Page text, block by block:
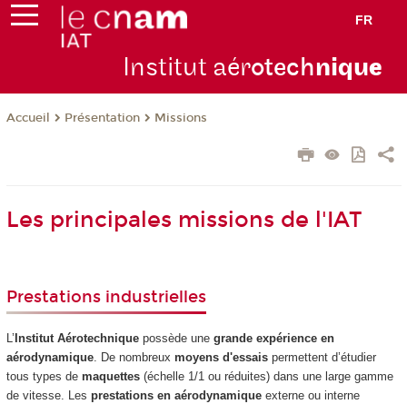
FR
Institut aérotechnique
Accueil Présentation Missions
Les principales missions de l'IAT
Prestations industrielles
L’ Institut Aérotechniquepossède une grande expérience en
aérodynamique. De nombreux moyens d'essaispermettent d’étudier
tous types demaquettes(échelle 1/1 ou réduites) dans une large gamme
de vitesse. Les prestations en aérodynamiqueexterne ou interne